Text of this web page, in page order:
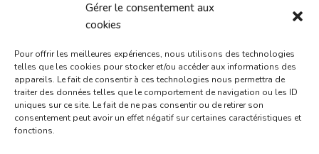
Gérer le consentement aux
cookies
Pour offrir les meilleures expériences, nous utilisons des technologies
telles que les cookies pour stocker et/ou accéder aux informations des
appareils. Le fait de consentir à ces technologies nous permettra de
traiter des données telles que le comportement de navigation ou les ID
uniques sur ce site. Le fait de ne pas consentir ou de retirer son
consentement peut avoir un effet négatif sur certaines caractéristiques et
fonctions.
pharmacie Carnus (rue Marcellin-
du 11 au 14 septembre :
pharmacie Dupont (place de la
République)